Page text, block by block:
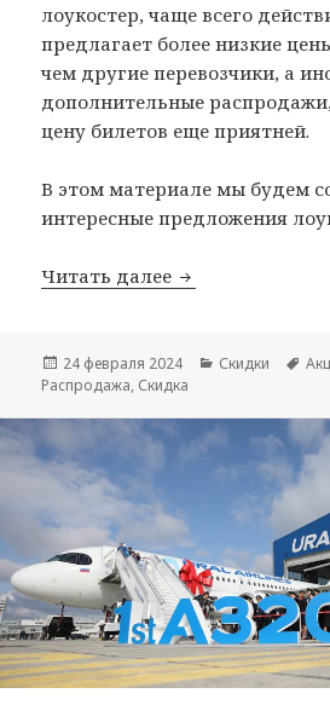
лоукостер, чаще всего
предлагает более низкие
чем другие перевозчики, а
дополнительные
цену билетов еще приятней.
В этом материале мы будем
интересные предложения
Читать далее Акции и
Опубликовано
24 февраля 2024 Рубрики
Скидки
Распродажа, Скидка